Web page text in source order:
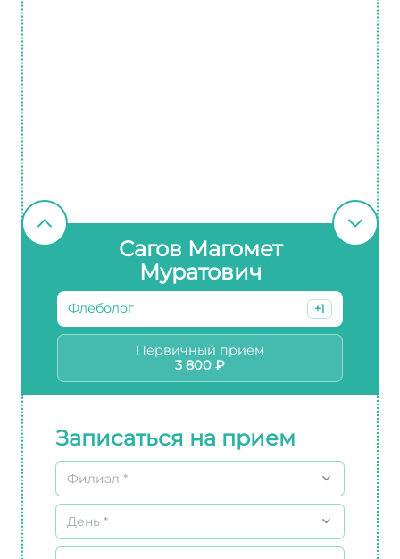
Сагов Магомет
Муратович
Флеболог +1
Первичный приём
3 800 ₽
Записаться на прием
Филиал *
День *